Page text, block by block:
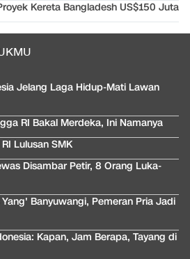
Kereta Bangladesh US$150 Juta
Jelang Laga Hidup-Mati Lawan
RI Bakal Merdeka, Ini Namanya
Lulusan SMK
Disambar Petir, 8 Orang Luka-
Banyuwangi, Pemeran Pria Jadi
Kapan, Jam Berapa, Tayang di